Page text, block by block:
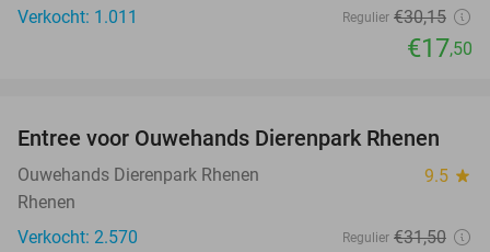
Verkocht: 1.011
Regulier €30,15
€17,50
19%
Entree voor Ouwehands Dierenpark Rhenen
Ouwehands Dierenpark Rhenen 9.5 star
Rhenen
Verkocht: 2.570
Regulier €31,50